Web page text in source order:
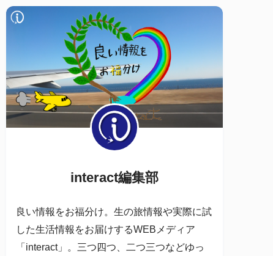
interact編集部
良い情報をお福分け。生の旅情報や実際に試
した生活情報をお届けするWEBメディア
「interact」。三つ四つ、二つ三つなどゆっ